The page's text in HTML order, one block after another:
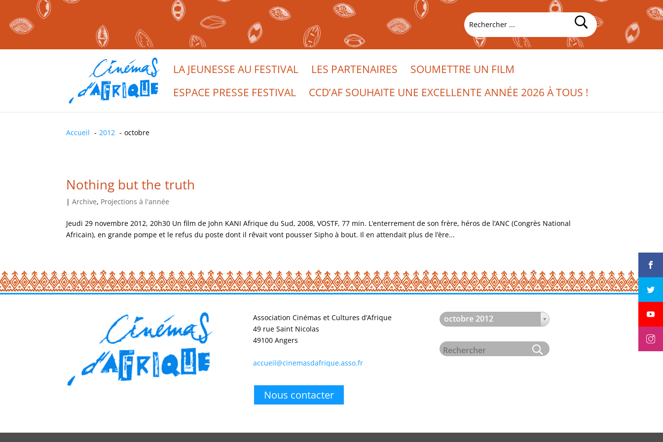
LA JEUNESSE AU FESTIVAL LES PARTENAIRES
SOUMETTRE UN FILM
ESPACE PRESSE FESTIVAL
CCD’AF SOUHAITE UNE EXCELLENTE ANNÉE 2026 À TOUS !
Accueil 2012 octobre
Nothing but the truth
|Archive, Projections à l'année
Jeudi 29 novembre 2012, 20h30 Un film de John KANI Afrique du Sud, 2008, VOSTF, 77 min. L’enterrement de son frère, héros de l’ANC (Congrès National
Africain), en grande pompe et le refus du poste dont il rêvait vont pousser Sipho à bout. Il en attendait plus de l’ère...
Association Cinémas et Cultures d’Afrique
49 rue Saint Nicolas
49100 Angers
accueil@cinemasdafrique.asso.fr
Nous contacter
octobre 2012